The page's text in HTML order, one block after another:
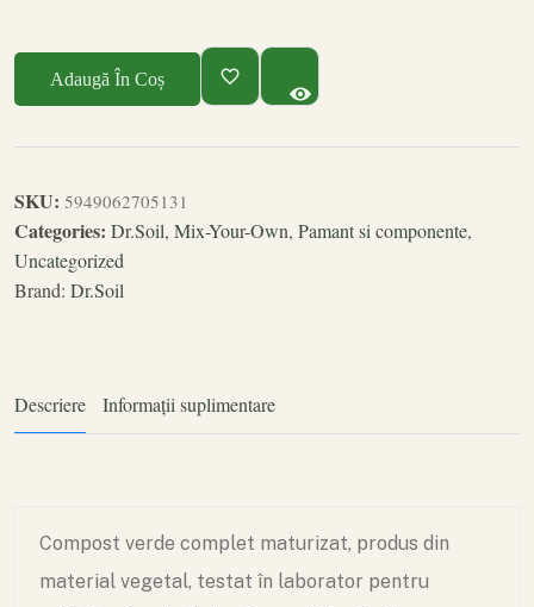
Adaugă În Coș
SKU: 5949062705131
Categories: Dr.Soil, Mix-Your-Own, Pamant si componente,
Uncategorized
Brand: Dr.Soil
Descriere Informații suplimentare
Compost verde complet maturizat, produs din
material vegetal, testat în laborator pentru